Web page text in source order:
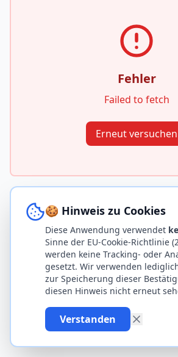
Fehler
Failed to fetch
Erneut versuchen
🍪 Hinweis zu Cookies
Diese Anwendung verwendet
Sinne der EU-Cookie-Richtlinie
werden keine Tracking- oder
gesetzt. Wir verwenden
zur Speicherung dieser
diesen Hinweis nicht erneut
Verstanden